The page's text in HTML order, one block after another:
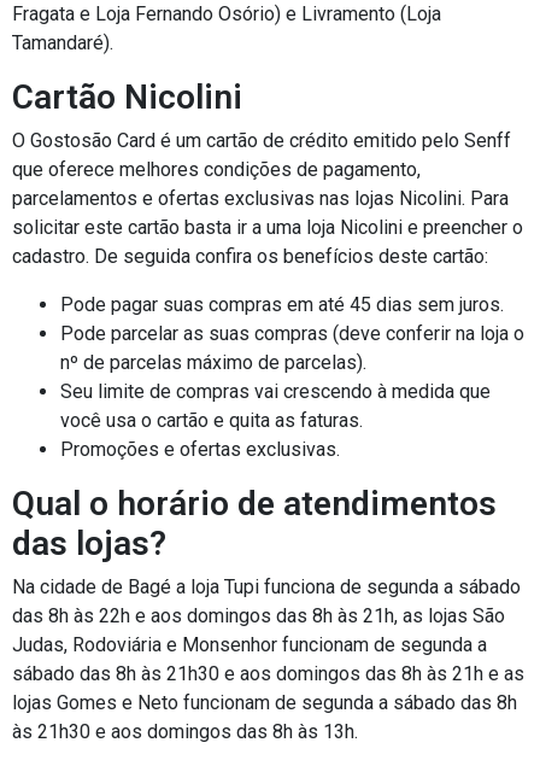
Fragata e Loja Fernando Osório) e Livramento (Loja
Tamandaré).
Cartão Nicolini
O Gostosão Card é um cartão de crédito emitido pelo Senff
que oferece melhores condições de pagamento,
parcelamentos e ofertas exclusivas nas lojas Nicolini. Para
solicitar este cartão basta ir a uma loja Nicolini e preencher o
cadastro. De seguida confira os benefícios deste cartão:
Pode pagar suas compras em até 45 dias sem juros.
Pode parcelar as suas compras (deve conferir na loja o
nº de parcelas máximo de parcelas).
Seu limite de compras vai crescendo à medida que
você usa o cartão e quita as faturas.
Promoções e ofertas exclusivas.
Qual o horário de atendimentos
das lojas?
Na cidade de Bagé a loja Tupi funciona de segunda a sábado
das 8h às 22h e aos domingos das 8h às 21h, as lojas São
Judas, Rodoviária e Monsenhor funcionam de segunda a
sábado das 8h às 21h30 e aos domingos das 8h às 21h e as
lojas Gomes e Neto funcionam de segunda a sábado das 8h
às 21h30 e aos domingos das 8h às 13h.